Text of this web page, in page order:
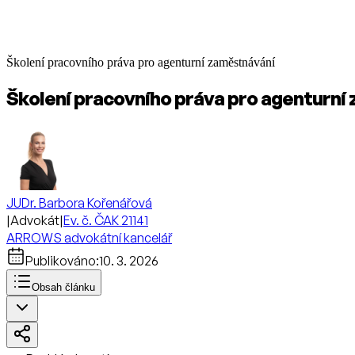
Školení pracovního práva pro agenturní zaměstnávání
Školení pracovního práva pro agenturní
JUDr. Barbora Kořenářová
|Advokát|Ev. č. ČAK 21141
ARROWS advokátní kancelář
Publikováno:10. 3. 2026
Obsah článku